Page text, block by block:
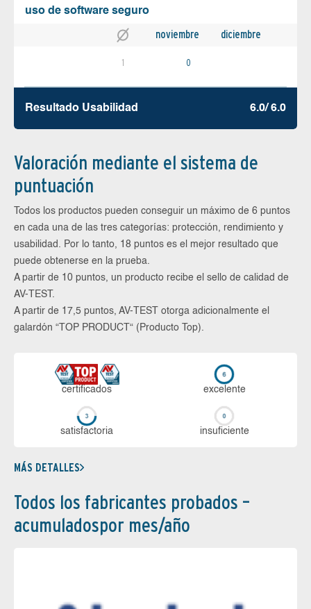
uso de software seguro
noviembre diciembre
1 0
Resultado Usabilidad 6.0/ 6.0
Valoración mediante el sistema de
puntuación
Todos los productos pueden conseguir un máximo de 6 puntos
en cada una de las tres categorías: protección, rendimiento y
usabilidad. Por lo tanto, 18 puntos es el mejor resultado que
puede obtenerse en la prueba.
A partir de 10 puntos, un producto recibe el sello de calidad de
AV-TEST.
A partir de 17,5 puntos, AV-TEST otorga adicionalmente el
galardón “TOP PRODUCT“ (Producto Top).
certi­ficados ex­ce­len­te
sa­tis­fac­to­ria in­su­fi­cien­te
MÁS DETALLES
Todos los fabricantes probados –
acumuladospor mes/año